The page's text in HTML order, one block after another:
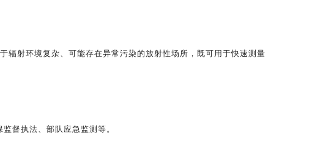
辐射环境复杂、可能存在异常污染的放射性场所，既可用于快速测量
督执法、部队应急监测等。